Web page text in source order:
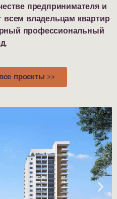
предпринимателя и
всем владельцам квартир
профессиональный
проекты >>